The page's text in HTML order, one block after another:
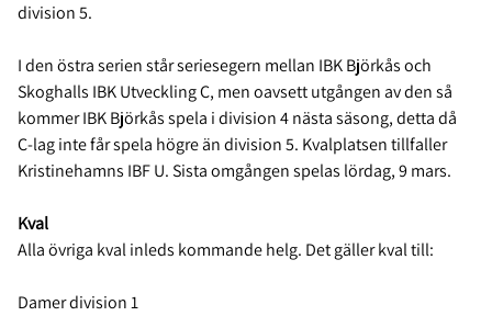
division 5.
I den östra serien står seriesegern mellan IBK Björkås och
Skoghalls IBK Utveckling C, men oavsett utgången av den så
kommer IBK Björkås spela i division 4 nästa säsong, detta då
C-lag inte får spela högre än division 5. Kvalplatsen tillfaller
Kristinehamns IBF U. Sista omgången spelas lördag, 9 mars.
Kval
Alla övriga kval inleds kommande helg. Det gäller kval till:
Damer division 1